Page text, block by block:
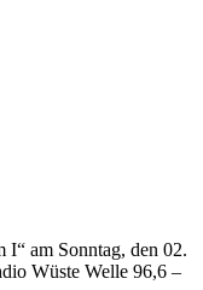
am Sonntag, den 02.
Wüste Welle 96,6 –